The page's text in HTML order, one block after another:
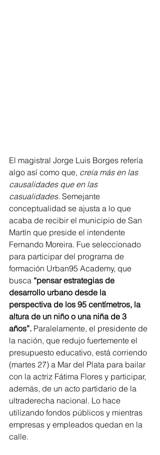
El magistral Jorge Luis Borges refería
algo así como que, creía más en las
causalidades que en las
casualidades. Semejante
conceptualidad se ajusta a lo que
acaba de recibir el municipio de San
Martín que preside el intendente
Fernando Moreira. Fue seleccionado
para participar del programa de
formación Urban95 Academy, que
busca “pensar estrategias de
desarrollo urbano desde la
perspectiva de los 95 centímetros, la
altura de un niño o una niña de 3
años”. Paralelamente, el presidente de
la nación, que redujo fuertemente el
presupuesto educativo, está corriendo
(martes 27) a Mar del Plata para bailar
con la actriz Fátima Flores y participar,
además, de un acto partidario de la
ultraderecha nacional. Lo hace
utilizando fondos públicos y mientras
empresas y empleados quedan en la
calle.